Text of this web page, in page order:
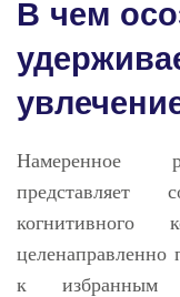
В чем
Намеренное
представляет
когнитивного
целенаправленно
к избранным